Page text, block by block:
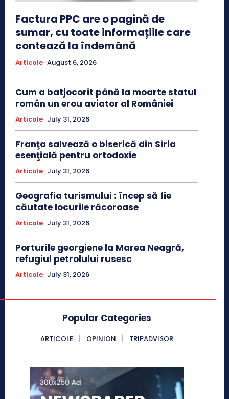
Factura PPC are o pagină de
sumar, cu toate informațiile care
contează la îndemână
Articole August 6, 2026
Cum a batjocorit până la moarte statul
român un erou aviator al României
Articole July 31, 2026
Franţa salvează o biserică din Siria
esenţială pentru ortodoxie
Articole July 31, 2026
Geografia turismului : încep să fie
căutate locurile răcoroase
Articole July 31, 2026
Porturile georgiene la Marea Neagră,
refugiul petrolului rusesc
Articole July 31, 2026
Popular Categories
ARTICOLE OPINION TRIPADVISOR